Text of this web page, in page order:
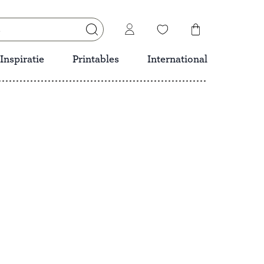
Inspiratie Printables International